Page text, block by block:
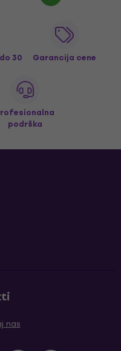
30
Garancija cene
podrška
nas